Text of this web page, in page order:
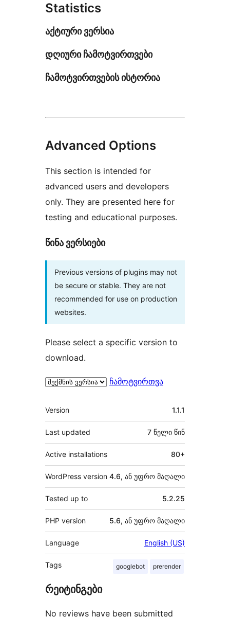
Statistics
აქტიური ვერსია
დღიური ჩამოტვირთვები
ჩამოტვირთვების ისტორია
Advanced Options
This section is intended for
advanced users and developers
only. They are presented here for
testing and educational purposes.
წინა ვერსიები
Previous versions of plugins may not
be secure or stable. They are not
recommended for use on production
websites.
Please select a specific version to
download.
ჩამოტვირთვა
მეტა
Version 1.1.1
Last updated 7 წელი წინ
Active installations 80+
WordPress version 4.6, ან უფრო მაღალი
Tested up to 5.2.25
PHP version 5.6, ან უფრო მაღალი
Language English (US)
Tags googlebot prerender
რეიტინგები
No reviews have been submitted